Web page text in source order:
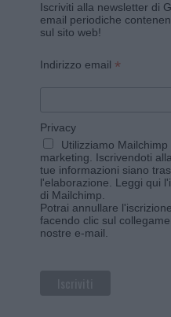
Iscriviti alla newsletter di
email periodiche
sul sito web!
Indirizzo email *
Privacy
Utilizziamo
marketing. Iscrivendoti
tue informazioni siano
l'elaborazione. Leggi qui
di Mailchimp
Potrai annullare
facendo clic sul
nostre e-mail.